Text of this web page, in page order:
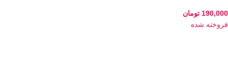
190,000 تومان
فروخته شده